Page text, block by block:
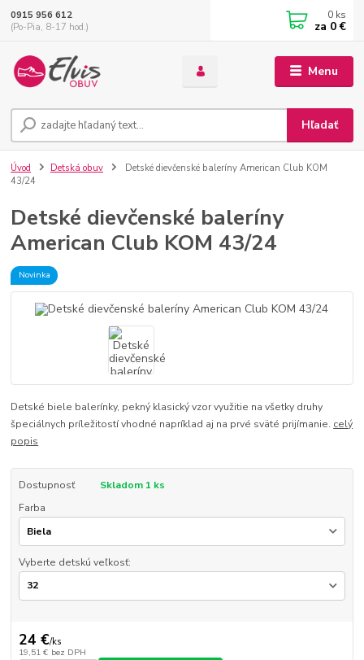
Menu
Hľadať
0915 956 612
(Po-Pia, 8-17 hod.)
0 ks
za 0 €
Úvod Detská obuv
Detské dievčenské baleríny American Club KOM
43/24
Detské dievčenské baleríny
American Club KOM 43/24
Novinka
Detské biele balerínky, pekný klasický vzor využitie na všetky druhy
špeciálnych príležitostí vhodné napríklad aj na prvé sväté prijímanie. celý
popis
Dostupnosť
Skladom 1 ks
Farba
Vyberte detskú veľkosť:
24 €/ks
19,51 € bez DPH